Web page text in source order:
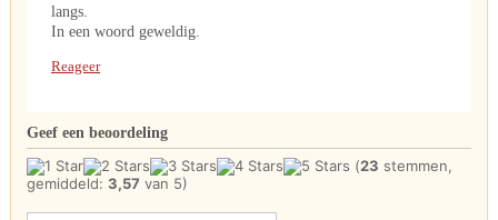
langs.
In een woord geweldig.
Reageer
Geef een beoordeling
(23 stemmen,
gemiddeld: 3,57 van 5)